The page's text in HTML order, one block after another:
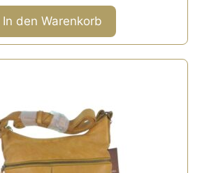
o
n
5
In den Warenkorb